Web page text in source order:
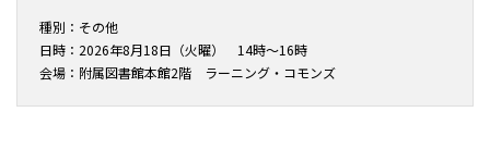
種別：その他
日時：2026年8月18日（火曜） 14時～16時
会場：附属図書館本館2階 ラーニング・コモンズ